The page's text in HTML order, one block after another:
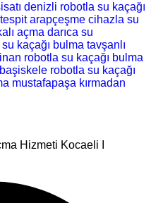
denizli robotla su kaçağı
arapçeşme cihazla su
açma darıca su
su kaçağı bulma tavşanlı
robotla su kaçağı bulma
başiskele robotla su kaçağı
mustafapaşa kırmadan
Hizmeti Kocaeli I